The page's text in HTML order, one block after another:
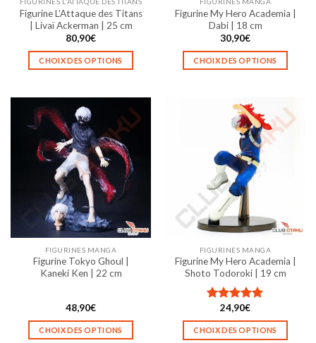
page
du
produit
page
du
produit
Figurine L’Attaque des Titans
| Livaï Ackerman | 25 cm
80,90€
CHOIX DES OPTIONS
a
plusieurs
variations.
Les
options
peuvent
être
choisies
sur
la
page
du
Figurine My Hero Academia |
Dabi | 18 cm
30,90€
CHOIX DES OPTIONS
a
plusieurs
variations.
Les
options
peuvent
être
choisies
sur
page
du
FIGURINES MANGA
Figurine Tokyo Ghoul |
Kaneki Ken | 22 cm
48,90€
CHOIX DES OPTIONS
FIGURINES MANGA
Figurine My Hero Academia |
Shoto Todoroki | 19 cm
Note5.00
sur 5
24,90€
CHOIX DES OPTIONS